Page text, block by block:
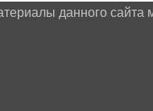
данного сайта